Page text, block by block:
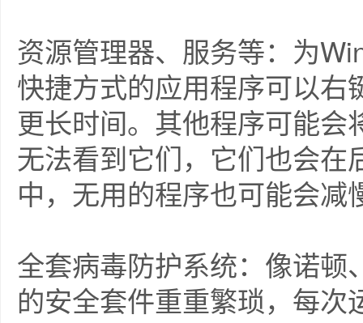
资源管理器、服务等：为
快捷方式的应用程序可以
更长时间。其他程序可能
无法看到它们，它们也会
中，无用的程序也可能会减
全套病毒防护系统：像诺
的安全套件重重繁琐，每